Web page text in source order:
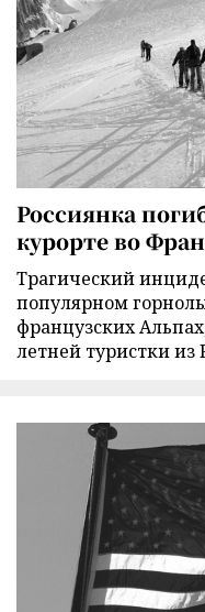
Россиянка
курорте во
Трагический
популярном
французских
летней туристки из